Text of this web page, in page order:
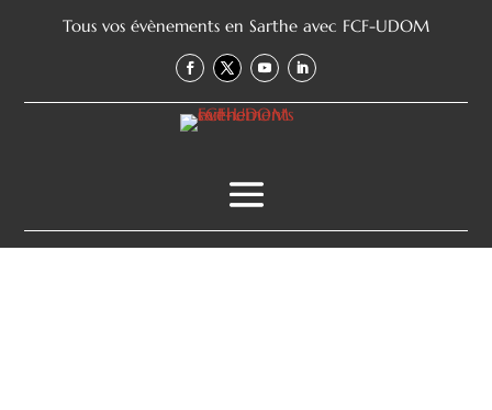
Tous vos évènements en Sarthe avec FCF-UDOM